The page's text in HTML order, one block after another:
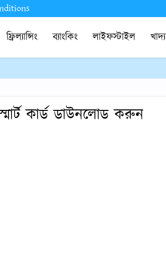
ফ্রিল্যান্সিং ব্যাংকিং লাইফস্টাইল খাদ্য
কার্ড ডাউনলোড করুন